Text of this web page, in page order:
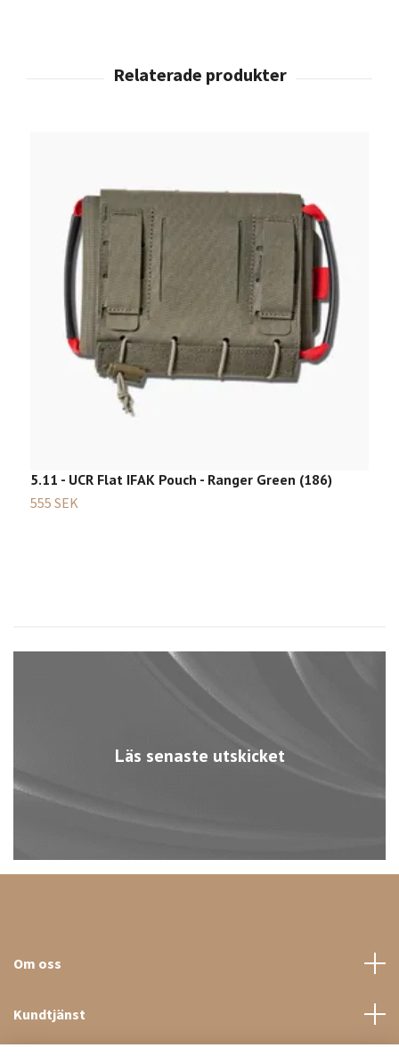
Läs senaste utskicket
5.11 - UCR Flat IFAK Pouch - Ranger Green (186)
555 SEK
Om oss
Kundtjänst